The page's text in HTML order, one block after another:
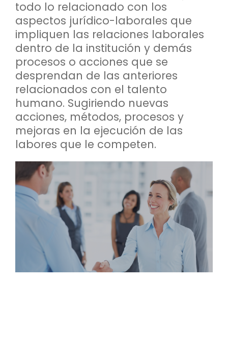
todo lo relacionado con los
aspectos jurídico-laborales que
impliquen las relaciones laborales
dentro de la institución y demás
procesos o acciones que se
desprendan de las anteriores
relacionados con el talento
humano. Sugiriendo nuevas
acciones, métodos, procesos y
mejoras en la ejecución de las
labores que le competen.